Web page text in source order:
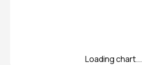
Loading chart...